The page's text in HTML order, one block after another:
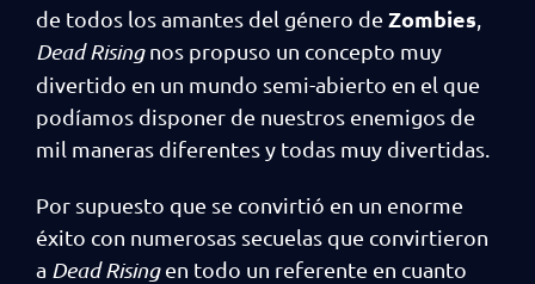
de todos los amantes del género de Zombies
Dead Risingnos propuso un concepto muy
divertido en un mundo semi-abierto en el que
podíamos disponer de nuestros enemigos de
mil maneras diferentes y todas muy divertidas.
Por supuesto que se convirtió en un enorme
éxito con numerosas secuelas que convirtieron
a Dead Risingen todo un referente en cuanto